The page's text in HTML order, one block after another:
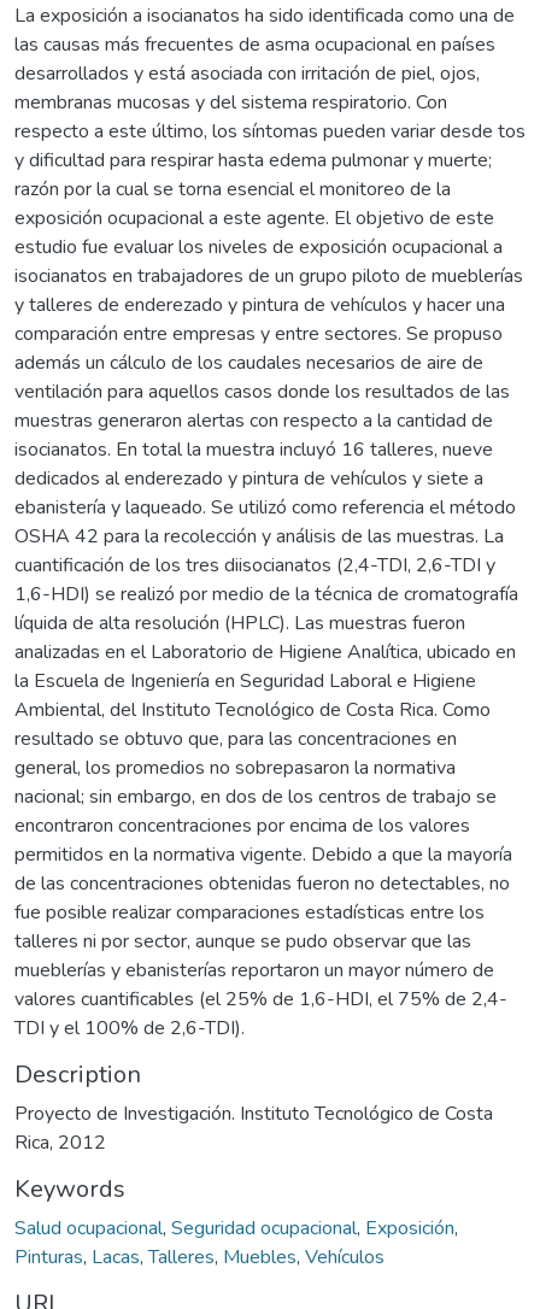
La exposición a isocianatos ha sido identificada como una de
las causas más frecuentes de asma ocupacional en países
desarrollados y está asociada con irritación de piel, ojos,
membranas mucosas y del sistema respiratorio. Con
respecto a este último, los síntomas pueden variar desde tos
y dificultad para respirar hasta edema pulmonar y muerte;
razón por la cual se torna esencial el monitoreo de la
exposición ocupacional a este agente. El objetivo de este
estudio fue evaluar los niveles de exposición ocupacional a
isocianatos en trabajadores de un grupo piloto de mueblerías
y talleres de enderezado y pintura de vehículos y hacer una
comparación entre empresas y entre sectores. Se propuso
además un cálculo de los caudales necesarios de aire de
ventilación para aquellos casos donde los resultados de las
muestras generaron alertas con respecto a la cantidad de
isocianatos. En total la muestra incluyó 16 talleres, nueve
dedicados al enderezado y pintura de vehículos y siete a
ebanistería y laqueado. Se utilizó como referencia el método
OSHA 42 para la recolección y análisis de las muestras. La
cuantificación de los tres diisocianatos (2,4-TDI, 2,6-TDI y
1,6-HDI) se realizó por medio de la técnica de cromatografía
líquida de alta resolución (HPLC). Las muestras fueron
analizadas en el Laboratorio de Higiene Analítica, ubicado en
la Escuela de Ingeniería en Seguridad Laboral e Higiene
Ambiental, del Instituto Tecnológico de Costa Rica. Como
resultado se obtuvo que, para las concentraciones en
general, los promedios no sobrepasaron la normativa
nacional; sin embargo, en dos de los centros de trabajo se
encontraron concentraciones por encima de los valores
permitidos en la normativa vigente. Debido a que la mayoría
de las concentraciones obtenidas fueron no detectables, no
fue posible realizar comparaciones estadísticas entre los
talleres ni por sector, aunque se pudo observar que las
mueblerías y ebanisterías reportaron un mayor número de
valores cuantificables (el 25% de 1,6-HDI, el 75% de 2,4-
TDI y el 100% de 2,6-TDI).
Description
Proyecto de Investigación. Instituto Tecnológico de Costa
Rica, 2012
Keywords
Salud ocupacional, Seguridad ocupacional, Exposición,
Pinturas, Lacas,Talleres, Muebles, Vehículos